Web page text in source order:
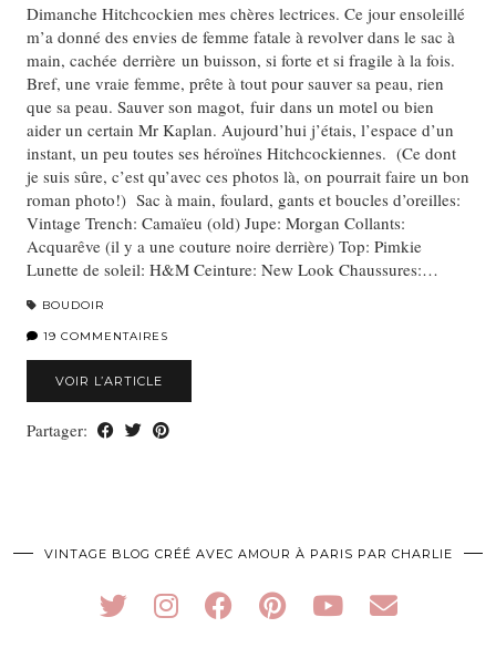
Dimanche Hitchcockien mes chères lectrices. Ce jour ensoleillé
m’a donné des envies de femme fatale à revolver dans le sac à
main, cachée derrière un buisson, si forte et si fragile à la fois.
Bref, une vraie femme, prête à tout pour sauver sa peau, rien
que sa peau. Sauver son magot, fuir dans un motel ou bien
aider un certain Mr Kaplan. Aujourd’hui j’étais, l’espace d’un
instant, un peu toutes ses héroïnes Hitchcockiennes. (Ce dont
je suis sûre, c’est qu’avec ces photos là, on pourrait faire un bon
roman photo!) Sac à main, foulard, gants et boucles d’oreilles:
Vintage Trench: Camaïeu (old) Jupe: Morgan Collants:
Acquarêve (il y a une couture noire derrière) Top: Pimkie
Lunette de soleil: H&M Ceinture: New Look Chaussures:…
BOUDOIR
19 COMMENTAIRES
VOIR L’ARTICLE
Partager:
VINTAGE BLOG CRÉÉ AVEC AMOUR À PARIS PAR CHARLIE